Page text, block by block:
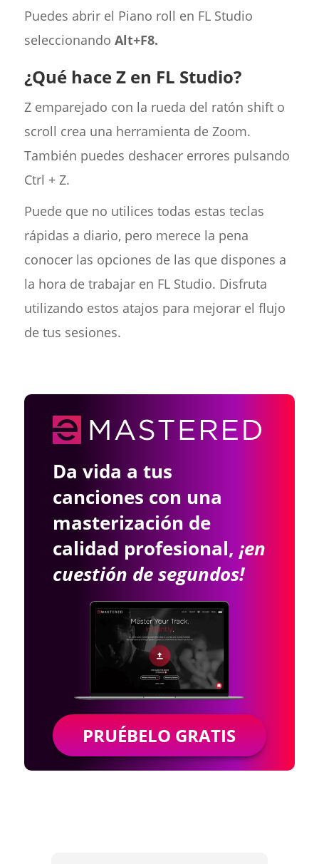
Puedes abrir el Piano roll en FL Studio
seleccionando Alt+F8.
¿Qué hace Z en FL Studio?
Z emparejado con la rueda del ratón shift o
scroll crea una herramienta de Zoom.
También puedes deshacer errores pulsando
Ctrl + Z.
Puede que no utilices todas estas teclas
rápidas a diario, pero merece la pena
conocer las opciones de las que dispones a
la hora de trabajar en FL Studio. Disfruta
utilizando estos atajos para mejorar el flujo
de tus sesiones.
Da vida a tus
canciones con una
masterización de
calidad profesional, ¡en
cuestión de segundos!
PRUÉBELO GRATIS